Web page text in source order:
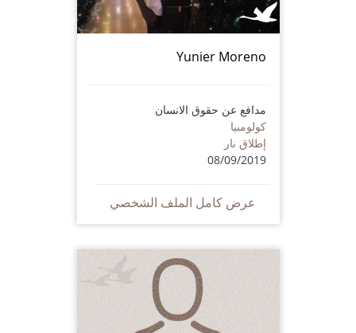
Yunier Moreno
مدافع عن حقوق الانسان
كولومبيا
إطلاق نار
08/09/2019
عرض كامل الملف الشخصي